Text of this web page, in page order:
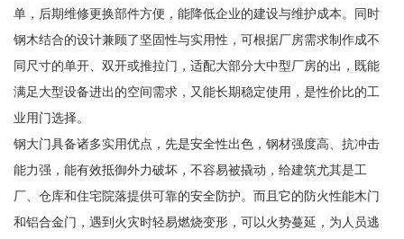
单，后期维修更换部件方便，能降低企业的建设与维护成本。同时
钢木结合的设计兼顾了坚固性与实用性，可根据厂房需求制作成不
同尺寸的单开、双开或推拉门，适配大部分大中型厂房的出，既能
满足大型设备进出的空间需求，又能长期稳定使用，是性价比的工
业用门选择。
钢大门具备诸多实用优点，先是安全性出色，钢材强度高、抗冲击
能力强，能有效抵御外力破坏，不容易被撬动，给建筑尤其是工
厂、仓库和住宅院落提供可靠的安全防护。而且它的防火性能木门
和铝合金门，遇到火灾时轻易燃烧变形，可以火势蔓延，为人员逃